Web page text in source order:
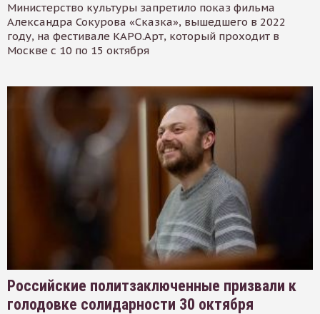
Министерство культуры запретило показ фильма
Александра Сокурова «Сказка», вышедшего в 2022
году, на фестивале КАРО.Арт, который проходит в
Москве с 10 по 15 октября
Российские политзаключенные призвали к
голодовке солидарности 30 октября